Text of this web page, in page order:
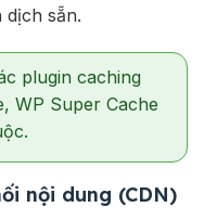
sẵn.
plugin caching
WP Super Cache
nội dung (CDN)